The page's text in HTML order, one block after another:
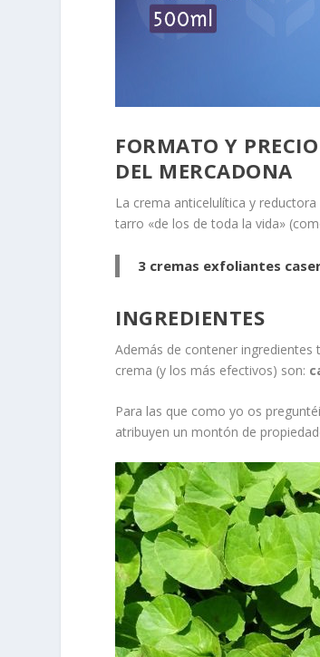
FORMATO Y
DEL MERCADONA
La crema anticelulítica y
tarro «de los de toda la vida»
3 cremas exfoliantes
INGREDIENTES
Además de contener
crema (y los más efectivos) son:
Para las que como yo os
atribuyen un montón de